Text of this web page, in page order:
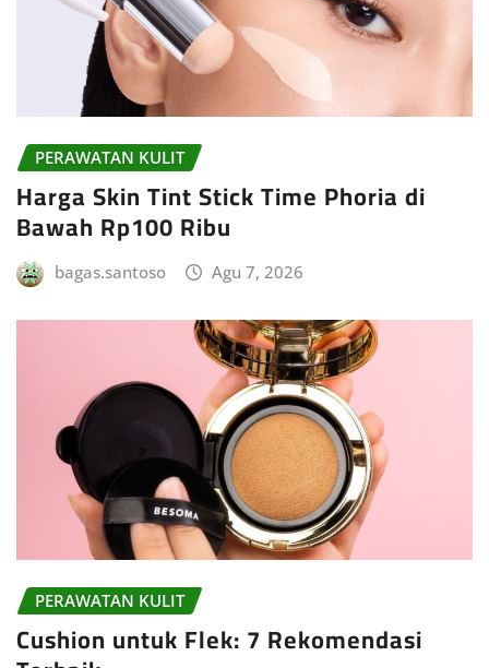
PERAWATAN KULIT
Harga Skin Tint Stick Time Phoria di
Bawah Rp100 Ribu
bagas.santoso Agu 7, 2026
PERAWATAN KULIT
Cushion untuk Flek: 7 Rekomendasi